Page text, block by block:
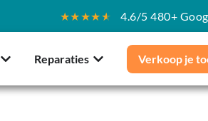
★★★★★ 4.6/5 480+
Reparaties Verkoop je